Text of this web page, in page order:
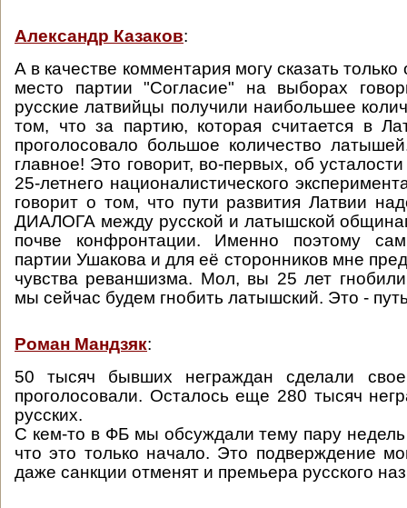
Александр Казаков:
А в качестве комментария могу сказать
место партии "Согласие" на выборах
русские латвийцы получили наибольшее
том, что за партию, которая считается в
проголосовало большое количество
главное! Это говорит, во-первых, об
25-летнего националистического
говорит о том, что пути развития Латвии
ДИАЛОГА между русской и латышской
почве конфронтации. Именно поэтому
партии Ушакова и для её сторонников мне
чувства реваншизма. Мол, вы 25 лет гнобили
мы сейчас будем гнобить латышский. Это - путь
Роман Мандзяк:
50 тысяч бывших неграждан сделали
проголосовали. Осталось еще 280 тысяч
русских.
С кем-то в ФБ мы обсуждали тему пару
что это только начало. Это подверждение
даже санкции отменят и премьера русского